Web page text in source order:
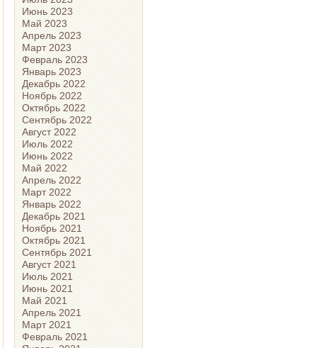
Июнь 2023
Май 2023
Апрель 2023
Март 2023
Февраль 2023
Январь 2023
Декабрь 2022
Ноябрь 2022
Октябрь 2022
Сентябрь 2022
Август 2022
Июль 2022
Июнь 2022
Май 2022
Апрель 2022
Март 2022
Январь 2022
Декабрь 2021
Ноябрь 2021
Октябрь 2021
Сентябрь 2021
Август 2021
Июль 2021
Июнь 2021
Май 2021
Апрель 2021
Март 2021
Февраль 2021